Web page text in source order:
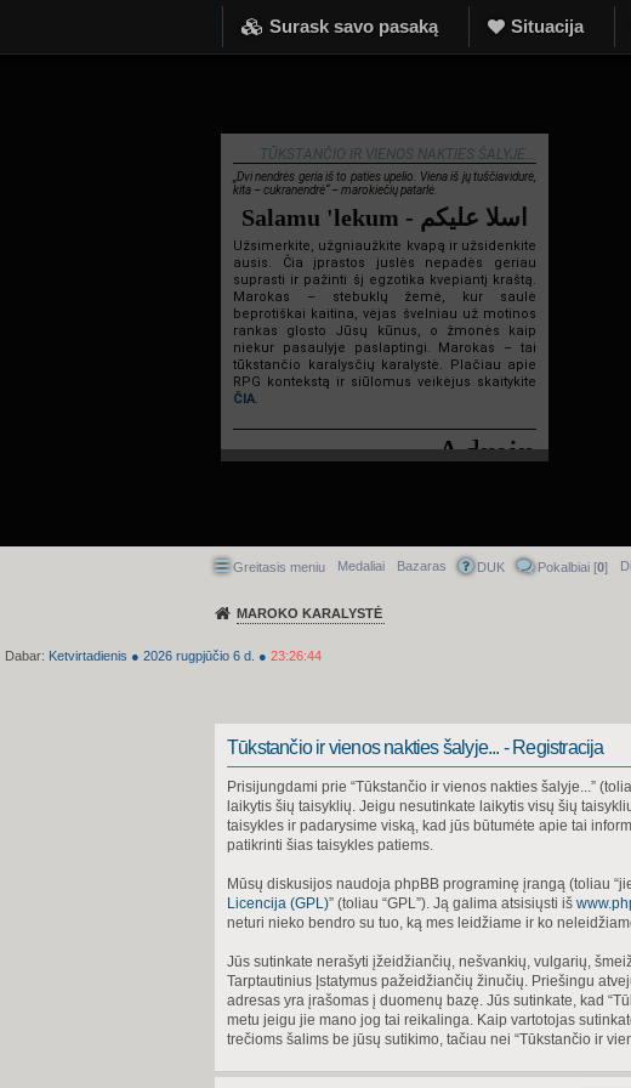
Surask savo pasaką Situacija
TŪKSTANČIO IR VIENOS NAKTIES ŠALYJE...
„Dvi nendrės geria iš to paties upelio. Viena iš jų tuščiavidurė,
kita – cukranendrė“ – marokiečių patarlė.
Salamu 'lekum - اسلا عليكم
Užsimerkite, užgniaužkite kvapą ir užsidenkite
ausis. Čia įprastos juslės nepadės geriau
suprasti ir pažinti šį egzotika kvepiantį kraštą.
Marokas – stebuklų žemė, kur saulė
beprotiškai kaitina, vėjas švelniau už motinos
rankas glosto Jūsų kūnus, o žmonės kaip
niekur pasaulyje paslaptingi. Marokas – tai
tūkstančio karalysčių karalystė. Plačiau apie
RPG kontekstą ir siūlomus veikėjus skaitykite
ČIA.
Admin
Greitasis meniu Medaliai Bazaras DUK Pokalbiai [0]
MAROKO KARALYSTĖ
Dabar: Ketvirtadienis ● 2026 rugpjūčio 6 d. ● 23:26:45
Tūkstančio ir vienos nakties šalyje... - Registracija
Prisijungdami prie “Tūkstančio ir vienos nakties šalyje...”
laikytis šių taisyklių. Jeigu nesutinkate laikytis visų šių
taisykles ir padarysime viską, kad jūs būtumėte apie tai
patikrinti šias taisykles patiems.
Mūsų diskusijos naudoja phpBB programinę įrangą (toliau
Licencija (GPL)” (toliau “GPL”). Ją galima atsisiųsti iš
neturi nieko bendro su tuo, ką mes leidžiame ir ko
Jūs sutinkate nerašyti įžeidžiančių, nešvankių, vulgarių,
Tarptautinius Įstatymus pažeidžiančių žinučių. Priešingu
adresas yra įrašomas į duomenų bazę. Jūs sutinkate, kad
metu jeigu jie mano jog tai reikalinga. Kaip vartotojas
trečioms šalims be jūsų sutikimo, tačiau nei “Tūkstančio ir